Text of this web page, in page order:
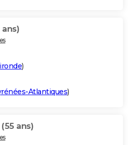
ans)
)
Atlantiques)
(55 ans)